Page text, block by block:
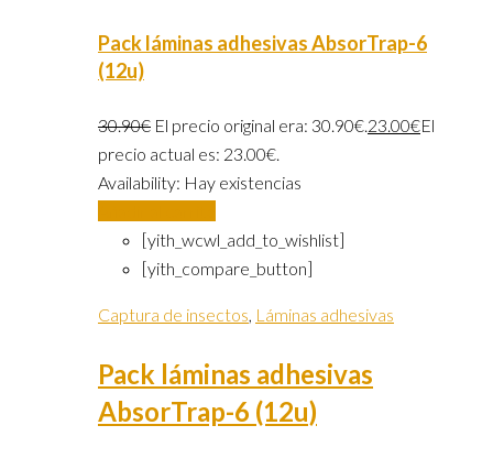
Pack láminas adhesivas AbsorTrap-6
(12u)
30.90€ El precio original era: 30.90€.23.00€El
precio actual es: 23.00€.
Availability: Hay existencias
[yith_wcwl_add_to_wishlist]
[yith_compare_button]
Captura de insectos, Láminas adhesivas
Pack láminas adhesivas
AbsorTrap-6 (12u)